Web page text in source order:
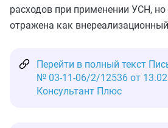
расходов при применении УСН,
отражена как
Перейти в полный текст
№ 03-11-06/2/12536 от
Консультант Плюс